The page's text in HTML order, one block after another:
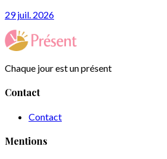
29 juil. 2026
Chaque jour est un présent
Contact
Contact
Mentions